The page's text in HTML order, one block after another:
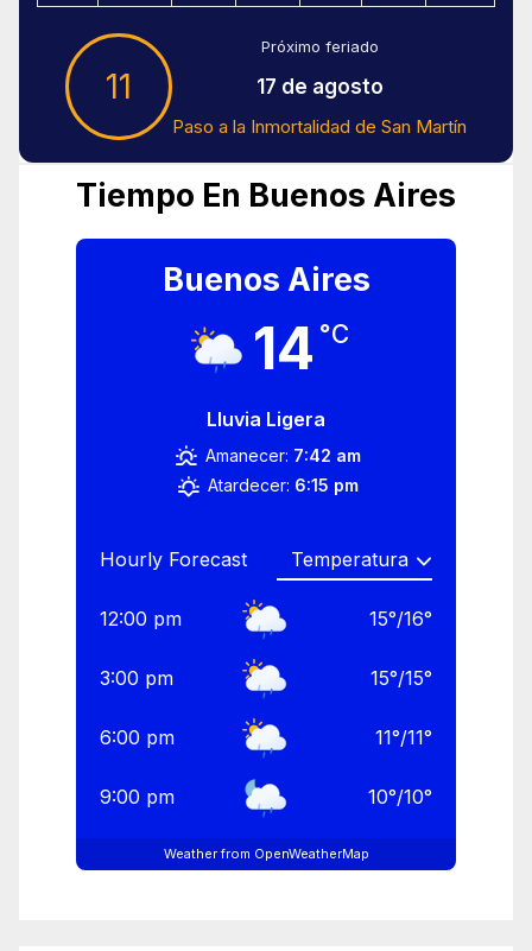
11
Próximo feriado
17 de agosto
Paso a la Inmortalidad de San Martín
Tiempo En Buenos Aires
Buenos Aires
14 °C
Lluvia Ligera
Amanecer: 7:42 am
Atardecer: 6:15 pm
Hourly Forecast
12:00 pm 15°/16°
3:00 pm 15°/15°
6:00 pm 11°/11°
9:00 pm 10°/10°
Weather from OpenWeatherMap